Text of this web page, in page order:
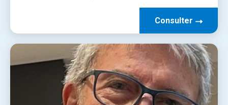
Consulter